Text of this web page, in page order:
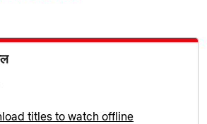
titles to watch offline